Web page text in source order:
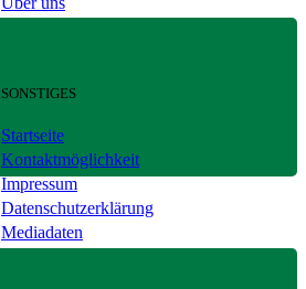
SONSTIGES
Startseite
Kontaktmöglichkeit
Impressum
Datenschutzerklärung
Mediadaten